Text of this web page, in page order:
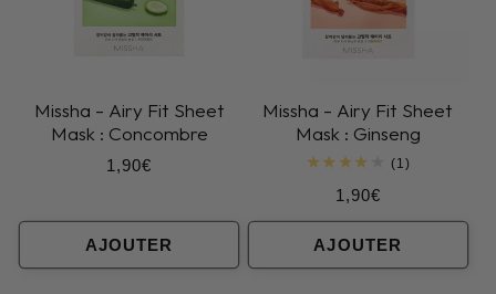
Missha - Airy Fit Sheet
Mask : Concombre
Prix
1,90€
AJOUTER
Missha - Airy Fit Sheet
Mask : Ginseng
(1)1
Prix
habituel
1,90€
AJOUTER